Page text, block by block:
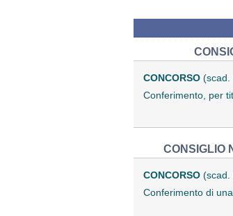
CONCORSO (scad.
Conferimento, per
CONSIGLIO
CONCORSO (scad.
Conferimento di